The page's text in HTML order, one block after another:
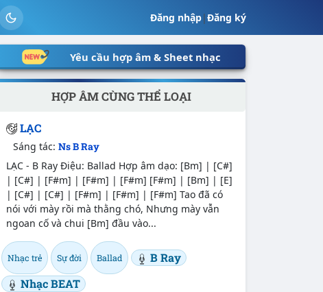
Đăng nhập|Đăng ký
Yêu cầu hợp âm & Sheet nhạc
HỢP ÂM CÙNG THỂ LOẠI
LẠC
Sáng tác:Ns B Ray
LẠC - B Ray Điệu: Ballad Hợp âm dạo: [Bm] | [C#]
| [C#] | [F#m] | [F#m] | [F#m] [F#m] | [Bm] | [E]
| [C#] | [C#] | [F#m] | [F#m] | [F#m] Tao đã có
nói với mày rồi mà thằng chó, Nhưng mày vẫn
ngoan cố và chui [Bm] đầu vào...
Nhạc trẻ Sự đời Ballad
B Ray
Nhạc BEAT